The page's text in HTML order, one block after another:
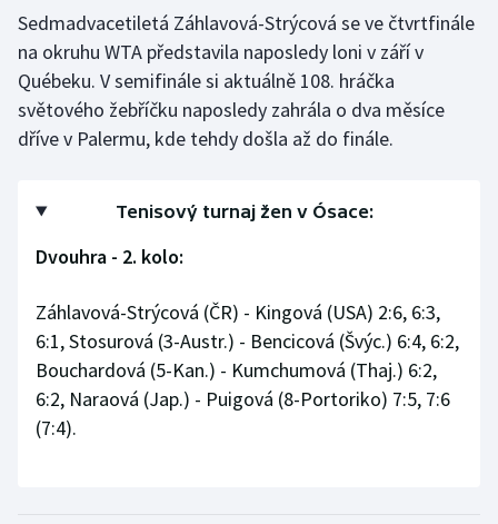
Florbal
Futsal
Golf
Gymnastika
Házená
Jezdectví
Judo
Krasobruslení
Sedmadvacetiletá Záhlavová-Strýcová se ve čtvrtfinále
na okruhu WTA představila naposledy loni v září v
Québeku. V semifinále si aktuálně 108. hráčka
světového žebříčku naposledy zahrála o dva měsíce
dříve v Palermu, kde tehdy došla až do finále.
Tenisový turnaj žen v Ósace:
Dvouhra - 2. kolo:
Záhlavová-Strýcová (ČR) - Kingová (USA) 2:6, 6:3,
6:1, Stosurová (3-Austr.) - Bencicová (Švýc.) 6:4, 6:2,
Bouchardová (5-Kan.) - Kumchumová (Thaj.) 6:2,
6:2, Naraová (Jap.) - Puigová (8-Portoriko) 7:5, 7:6
(7:4).